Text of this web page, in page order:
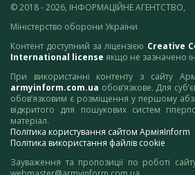
© 2018 - 2026, ІНФОРМАЦІЙНЕ АГЕНТСТВО,
Міністерство оборони України
Контент доступний за ліцензією Creative
International license якщо не зазначено
При використанні контенту з сайту
armyinform.com.ua обов’язкове. Для
обов’язковим є розміщення у першому
відкритого для пошукових систем
матеріал.
Політика користування сайтом АрміяInform
Політика використання файлів cookie
Зауваження та пропозиції по роботі